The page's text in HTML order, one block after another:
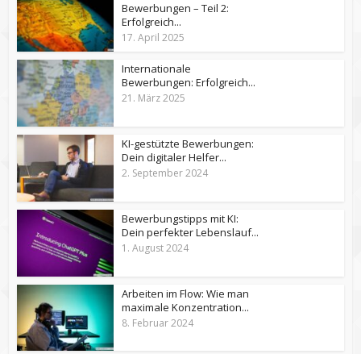
Bewerbungen – Teil 2:
Erfolgreich...
17. April 2025
Internationale
Bewerbungen: Erfolgreich...
21. März 2025
KI-gestützte Bewerbungen:
Dein digitaler Helfer...
2. September 2024
Bewerbungstipps mit KI:
Dein perfekter Lebenslauf...
1. August 2024
Arbeiten im Flow: Wie man
maximale Konzentration...
8. Februar 2024